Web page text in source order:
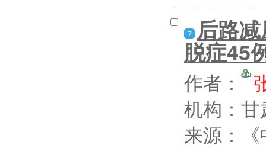
7 后路
脱症45
作者：
机构：
来源：